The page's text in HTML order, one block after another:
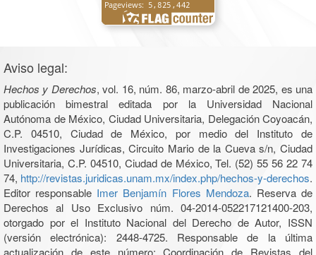
Aviso legal:
Hechos y Derechos, vol. 16, núm. 86, marzo-abril de 2025, es una
publicación bimestral editada por la Universidad Nacional
Autónoma de México, Ciudad Universitaria, Delegación Coyoacán,
C.P. 04510, Ciudad de México, por medio del Instituto de
Investigaciones Jurídicas, Circuito Mario de la Cueva s/n, Ciudad
Universitaria, C.P. 04510, Ciudad de México, Tel. (52) 55 56 22 74
74, http://revistas.juridicas.unam.mx/index.php/hechos-y-derechos.
Editor responsable Imer Benjamín Flores Mendoza. Reserva de
Derechos al Uso Exclusivo núm. 04-2014-052217121400-203,
otorgado por el Instituto Nacional del Derecho de Autor, ISSN
(versión electrónica): 2448-4725. Responsable de la última